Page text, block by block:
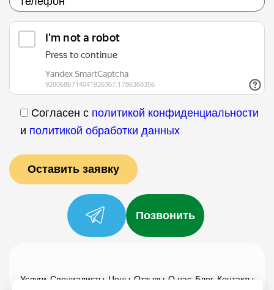
Согласен с политикой конфиденциальности
и политикой обработки данных
Позвонить
Услуги Специалисты Цены Отзывы О нас Блог Контакты